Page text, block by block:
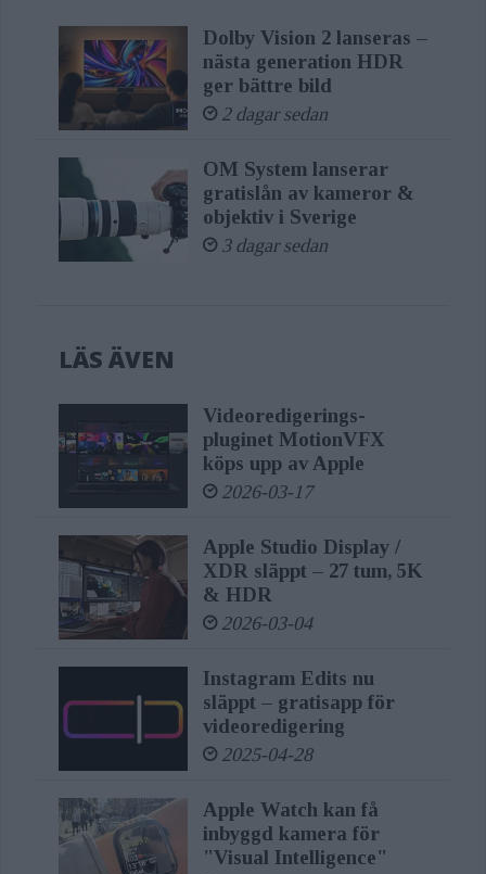
Dolby Vision 2 lanseras –
nästa generation HDR
ger bättre bild
2 dagar sedan
OM System lanserar
gratislån av kameror &
objektiv i Sverige
3 dagar sedan
LÄS ÄVEN
Videoredigerings-
pluginet MotionVFX
köps upp av Apple
2026-03-17
Apple Studio Display /
XDR släppt – 27 tum, 5K
& HDR
2026-03-04
Instagram Edits nu
släppt – gratisapp för
videoredigering
2025-04-28
Apple Watch kan få
inbyggd kamera för
"Visual Intelligence"